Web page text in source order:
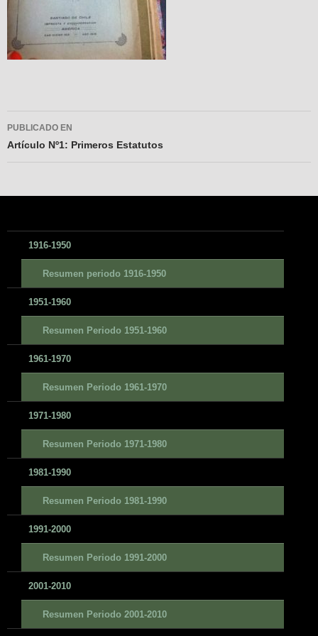
Navegador
de
PUBLICADO EN
Artículo Nº1: Primeros Estatutos
1916-1950
Resumen periodo 1916-1950
1951-1960
Resumen Periodo 1951-1960
1961-1970
Resumen Periodo 1961-1970
1971-1980
Resumen Periodo 1971-1980
1981-1990
Resumen Periodo 1981-1990
1991-2000
Resumen Periodo 1991-2000
2001-2010
Resumen Periodo 2001-2010